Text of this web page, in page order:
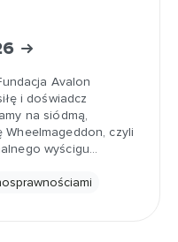
Avalon
i doświadcz
na siódmą,
czyli
wyścigu…